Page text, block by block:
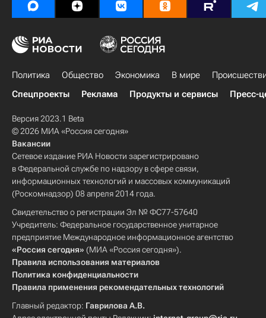
Политика Общество Экономика В мире
Спецпроекты
Реклама Продукты и сервисы Пресс-
Версия 2023.1 Beta
© 2026 МИА «Россия сегодня»
Вакансии
Сетевое издание РИА Новости зарегистрировано
в Федеральной службе по надзору в сфере связи,
информационных технологий и массовых коммуникаций
(Роскомнадзор) 08 апреля 2014 года.
Свидетельство о регистрации Эл № ФС77-57640
Учредитель: Федеральное государственное унитарное
предприятие Международное информационное агентство
«Россия сегодня» (МИА «Россия сегодня»).
Правила использования материалов
Политика конфиденциальности
Правила применения рекомендательных технологий
Главный редактор: Гаврилова А.В.